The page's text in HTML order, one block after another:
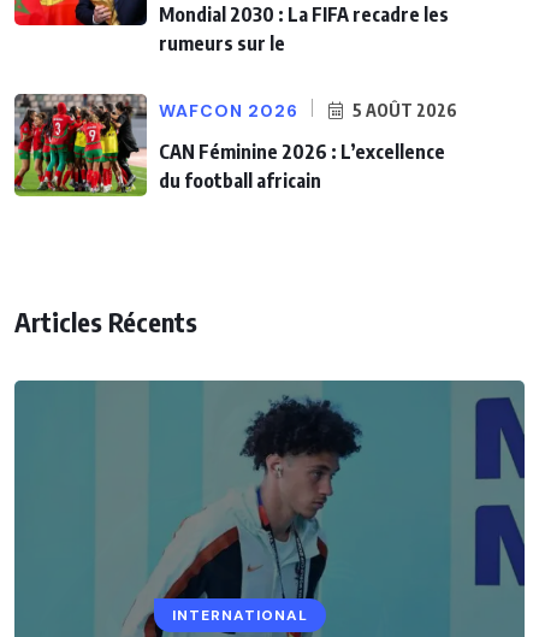
Mondial 2030 : La FIFA recadre les
rumeurs sur le
WAFCON 2026 5 AOÛT 2026
CAN Féminine 2026 : L’excellence
du football africain
Articles Récents
INTERNATIONAL